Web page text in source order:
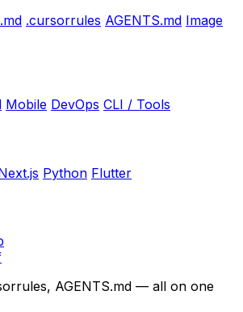
.cursorrules AGENTS.md Image
Mobile DevOps CLI / Tools
Python Flutter
AGENTS.md — all on one